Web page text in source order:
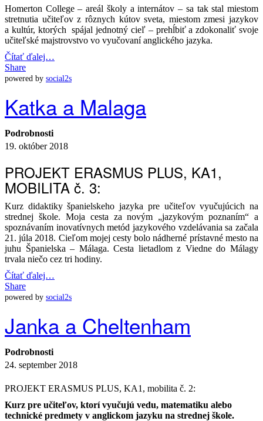
Homerton College – areál školy a internátov – sa tak stal miestom
stretnutia učiteľov z rôznych kútov sveta, miestom zmesi jazykov
a kultúr, ktorých spájal jednotný cieľ – prehĺbiť a zdokonaliť svoje
učiteľské majstrovstvo vo vyučovaní anglického jazyka.
Čítať ďalej…
Share
powered by social2s
Katka a Malaga
Podrobnosti
19. október 2018
PROJEKT ERASMUS PLUS, KA1,
MOBILITA č. 3:
Kurz didaktiky španielskeho jazyka pre učiteľov vyučujúcich na
strednej škole. Moja cesta za novým „jazykovým poznaním“ a
spoznávaním inovatívnych metód jazykového vzdelávania sa začala
21. júla 2018. Cieľom mojej cesty bolo nádherné prístavné mesto na
juhu Španielska – Málaga. Cesta lietadlom z Viedne do Málagy
trvala niečo cez tri hodiny.
Čítať ďalej…
Share
powered by social2s
Janka a Cheltenham
Podrobnosti
24. september 2018
PROJEKT ERASMUS PLUS, KA1, mobilita č. 2:
Kurz pre učiteľov, ktorí vyučujú vedu, matematiku alebo
technické predmety v anglickom jazyku na strednej škole.